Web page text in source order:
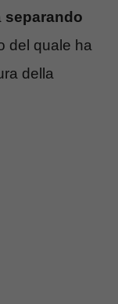
separando
del quale ha
della